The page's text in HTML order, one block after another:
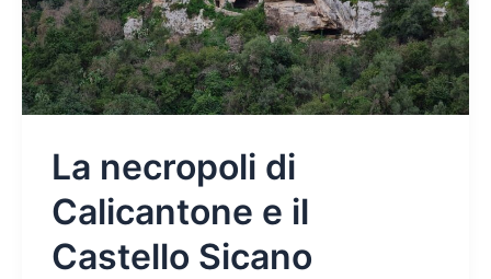
La necropoli di
Calicantone e il
Castello Sicano